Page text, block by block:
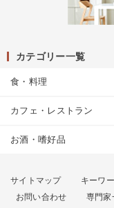
カテゴリー一覧
食・料理
カフェ・レストラン
お酒・嗜好品
サイトマップ キーワ
お問い合わせ
専門家